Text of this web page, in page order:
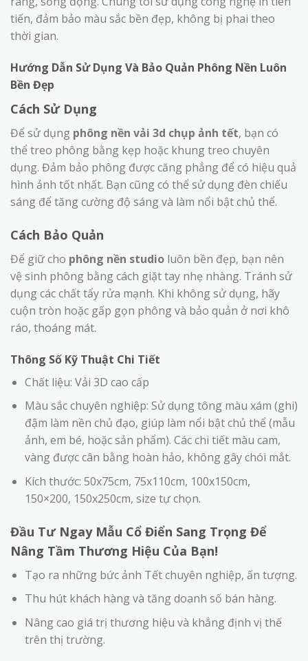
tiến, đảm bảo màu sắc bền đẹp, không bị phai theo
thời gian.
Hướng Dẫn Sử Dụng Và Bảo Quản Phông Nền Luôn
Bền Đẹp
Cách Sử Dụng
Để sử dụng phông nền vải 3d chụp ảnh tết, bạn có
thể treo phông bằng kẹp hoặc khung treo chuyên
dụng. Đảm bảo phông được căng phẳng để có hiệu quả
hình ảnh tốt nhất. Bạn cũng có thể sử dụng đèn chiếu
sáng để tăng cường độ sáng và làm nổi bật chủ thể.
Cách Bảo Quản
Để giữ cho phông nền studio luôn bền đẹp, bạn nên
vệ sinh phông bằng cách giặt tay nhẹ nhàng. Tránh sử
dụng các chất tẩy rửa mạnh. Khi không sử dụng, hãy
cuộn tròn hoặc gấp gọn phông và bảo quản ở nơi khô
ráo, thoáng mát.
Thông Số Kỹ Thuật Chi Tiết
Chất liệu: Vải 3D cao cấp
Màu sắc chuyên nghiệp: Sử dụng tông màu xám (ghi)
đậm làm nền chủ đạo, giúp làm nổi bật chủ thể (mẫu
ảnh, em bé, hoặc sản phẩm). Các chi tiết màu cam,
vàng được cân bằng hoàn hảo, không gây chói mắt.
Kích thước: 50x75cm, 75x110cm, 100x150cm,
150×200, 150x250cm, size tự chọn.
Đầu Tư Ngay Mẫu Cổ Điển Sang Trọng Để
Nâng Tầm Thương Hiệu Của Bạn!
Tạo ra những bức ảnh Tết chuyên nghiệp, ấn tượng.
Thu hút khách hàng và tăng doanh số bán hàng.
Nâng cao giá trị thương hiệu và khẳng định vị thế
trên thị trường.